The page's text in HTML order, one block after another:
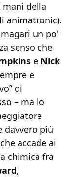
della
animatronic).
un po'
senso che
e Nick
e
di
– ma lo
davvero più
accade ai
chimica fra
,